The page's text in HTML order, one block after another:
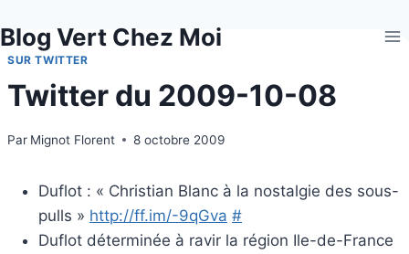
au
contenu
Blog Vert Chez Moi
SUR TWITTER
Twitter du 2009-10-08
Par Mignot Florent 8 octobre 2009
Duflot : « Christian Blanc à la nostalgie des sous-
pulls » http://ff.im/-9qGva #
Duflot déterminée à ravir la région Ile-de-France